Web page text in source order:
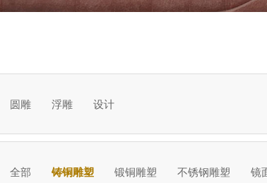
圆雕 浮雕 设计
全部 铸铜雕塑 锻铜雕塑 不锈钢雕塑 镜